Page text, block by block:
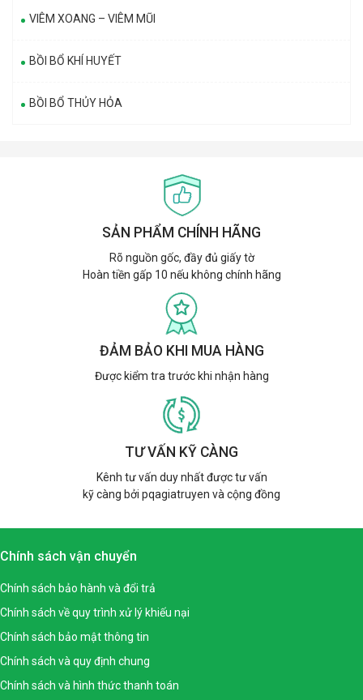
VIÊM XOANG – VIÊM MŨI
BỒI BỔ KHÍ HUYẾT
BỒI BỔ THỦY HỎA
SẢN PHẨM CHÍNH HÃNG
Rõ nguồn gốc, đầy đủ giấy tờ
Hoàn tiền gấp 10 nếu không chính hãng
ĐẢM BẢO KHI MUA HÀNG
Được kiểm tra trước khi nhận hàng
TƯ VẤN KỸ CÀNG
Kênh tư vấn duy nhất được tư vấn
kỹ càng bởi pqagiatruyen và cộng đồng
Chính sách vận chuyển
Chính sách bảo hành và đổi trả
Chính sách về quy trình xử lý khiếu nại
Chính sách bảo mật thông tin
Chính sách và quy định chung
Chính sách và hình thức thanh toán